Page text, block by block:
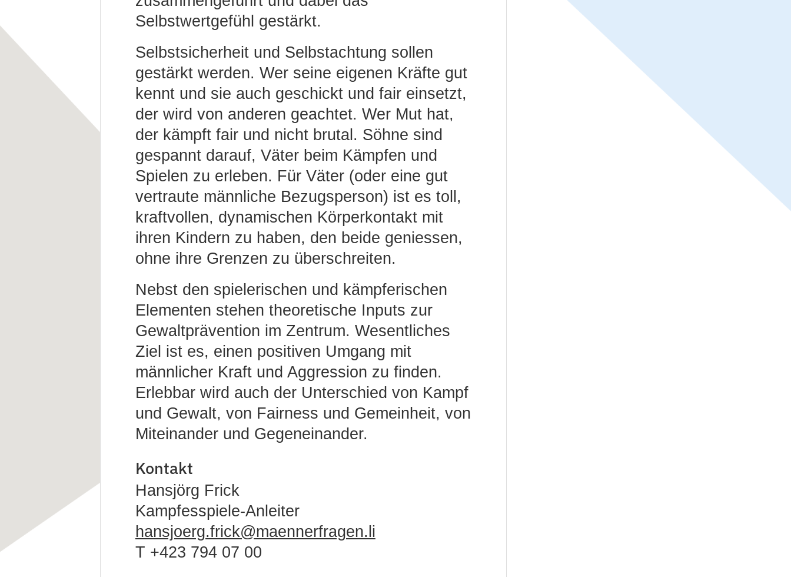
Selbstwertgefühl gestärkt.
Selbstsicherheit und Selbstachtung sollen
gestärkt werden. Wer seine eigenen Kräfte gut
kennt und sie auch geschickt und fair einsetzt,
der wird von anderen geachtet. Wer Mut hat,
der kämpft fair und nicht brutal. Söhne sind
gespannt darauf, Väter beim Kämpfen und
Spielen zu erleben. Für Väter (oder eine gut
vertraute männliche Bezugsperson) ist es toll,
kraftvollen, dynamischen Körperkontakt mit
ihren Kindern zu haben, den beide geniessen,
ohne ihre Grenzen zu überschreiten.
Nebst den spielerischen und kämpferischen
Elementen stehen theoretische Inputs zur
Gewaltprävention im Zentrum. Wesentliches
Ziel ist es, einen positiven Umgang mit
männlicher Kraft und Aggression zu finden.
Erlebbar wird auch der Unterschied von Kampf
und Gewalt, von Fairness und Gemeinheit, von
Miteinander und Gegeneinander.
Kontakt
Hansjörg Frick
Kampfesspiele-Anleiter
hansjoerg.frick@maennerfragen.li
T +423 794 07 00